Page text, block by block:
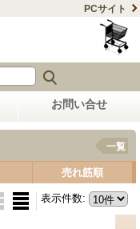
PCサイト
お問い合せ
一覧
売れ筋順
表示件数: